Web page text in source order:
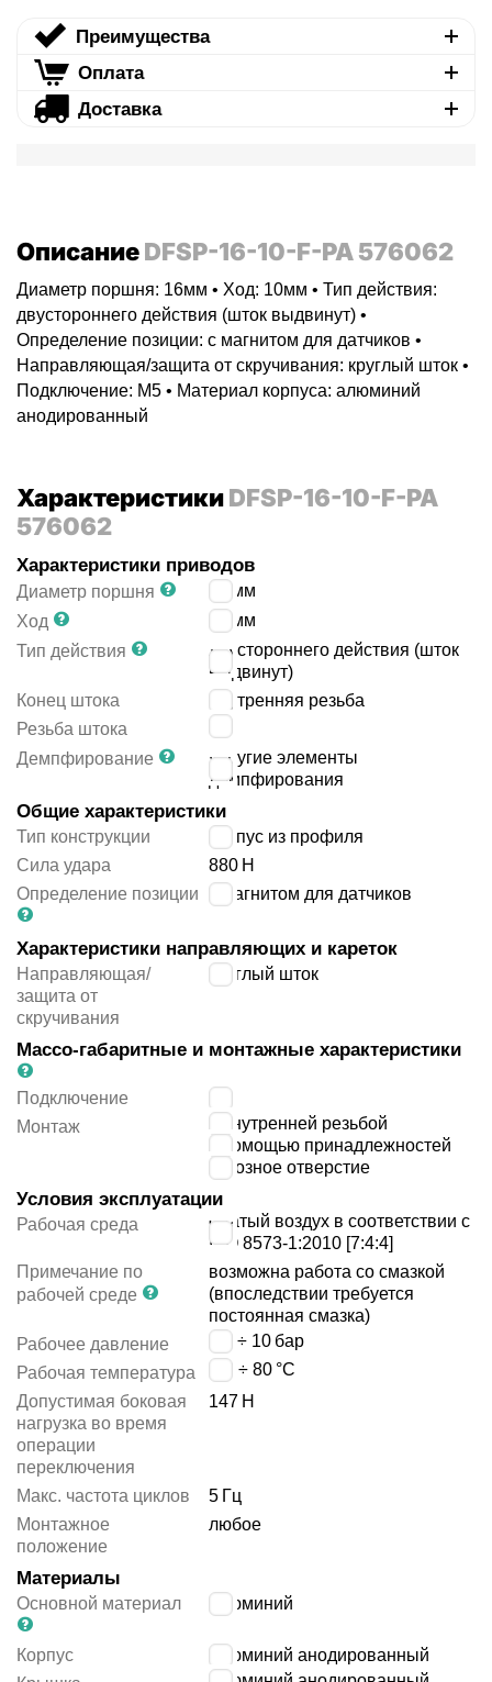
Преимущества
Оплата
Доставка
ОписаниеDFSP-16-10-F-PA 576062
Диаметр поршня: 16мм • Ход: 10мм • Тип действия:
двустороннего действия (шток выдвинут) •
Определение позиции: с магнитом для датчиков •
Направляющая/защита от скручивания: круглый шток •
Подключение: M5 • Материал корпуса: алюминий
анодированный
ХарактеристикиDFSP-16-10-F-PA
576062
Характеристики приводов
Диаметр поршня
мм
Ход
мм
Тип действия
двустороннего действия (шток
выдвинут)
Конец штока
внутренняя резьба
Резьба штока
Демпфирование
упругие элементы
демпфирования
Общие характеристики
Тип конструкции
корпус из профиля
Сила удара
880 Н
Определение позиции
с магнитом для датчиков
Характеристики направляющих и кареток
Направляющая/
защита от
скручивания
круглый шток
Массо-габаритные и монтажные характеристики
Подключение
Монтаж
с внутренней резьбой
с помощью принадлежностей
сквозное отверстие
Условия эксплуатации
Рабочая среда
сжатый воздух в соответствии с
ISO 8573-1:2010 [7:4:4]
Примечание по
рабочей среде
возможна работа со смазкой
(впоследствии требуется
постоянная смазка)
Рабочее давление
2.8 ÷ 10 бар
Рабочая температура
-10 ÷ 80 °C
Допустимая боковая
нагрузка во время
операции
переключения
147 Н
Макс. частота циклов 5 Гц
Монтажное
положение
любое
Материалы
Основной материал алюминий
Корпус
алюминий анодированный